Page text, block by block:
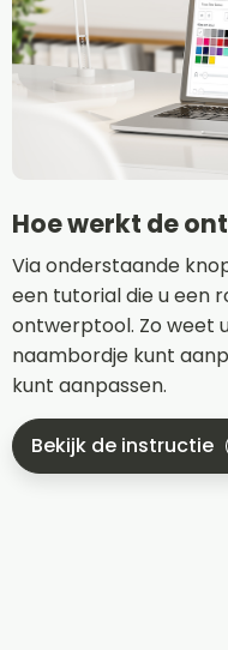
Hoe werkt de
Via onderstaande
een tutorial die u een
ontwerptool. Zo weet
naambordje kunt
kunt aanpassen.
Bekijk de instructie